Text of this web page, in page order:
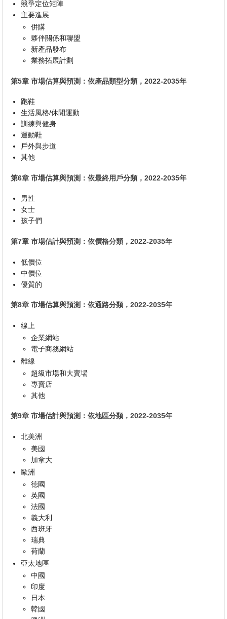
競爭定位矩陣
主要進展
併購
夥伴關係和聯盟
新產品發布
業務拓展計劃
第5章 市場估算與預測：依產品類型分類，2022-2035年
跑鞋
生活風格/休閒運動
訓練與健身
運動鞋
戶外與步道
其他
第6章 市場估算與預測：依最終用戶分類，2022-2035年
男性
女士
孩子們
第7章 市場估計與預測：依價格分類，2022-2035年
低價位
中價位
優質的
第8章 市場估算與預測：依通路分類，2022-2035年
線上
企業網站
電子商務網站
離線
超級市場和大賣場
專賣店
其他
第9章 市場估計與預測：依地區分類，2022-2035年
北美洲
美國
加拿大
歐洲
德國
英國
法國
義大利
西班牙
瑞典
荷蘭
亞太地區
中國
印度
日本
韓國